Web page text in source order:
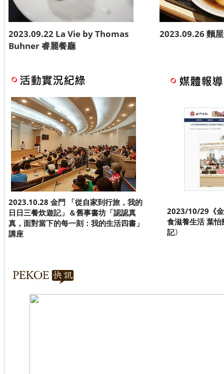
2023.09.22 La Vie by Thomas
Buhner 睿麗餐廳
2023.09.26 麵
2023.10.28 金門 「從自家到行旅，我的
日日三餐炊遊記」＆舊事書坊「認認真
真，面對當下的每一刻：我的生活四書」
講座
2023/10/29《
食滋養生活 葉
記〉